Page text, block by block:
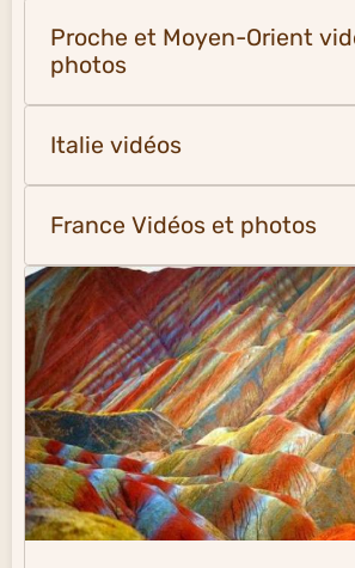
Proche et Moyen-Orient
photos
Italie vidéos
France Vidéos et photos